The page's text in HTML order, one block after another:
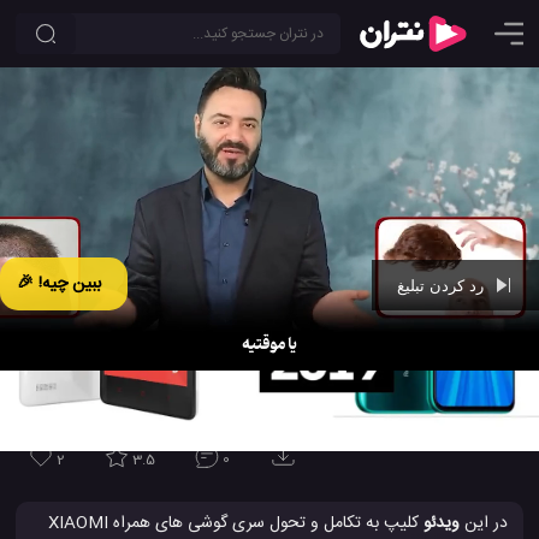
ببین چیه! 🎉 رد کردن تبلیغ
تاریخچه و تکامل سری موبایل های ردمی نوت شیائومی از سال 2014 تا
2019
2 3.5 0
در اینویدئو
کلیپ به تکامل و تحول سری گوشی های همراه XIAOMI